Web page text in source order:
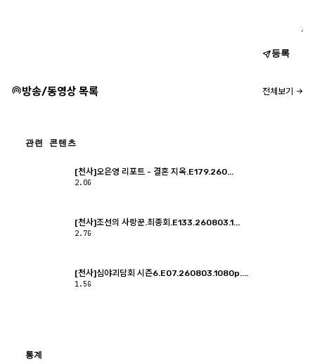
등록
방송/동영상 목록 전체보기
관련 콘텐츠
[천사]오은영 리포트 - 결혼 지옥.E179.260...
2.0G
[천사]조선의 사랑꾼.최종회.E133.260803.1...
2.7G
[천사]심야괴담회 시즌6.E07.260803.1080p....
1.5G
통계